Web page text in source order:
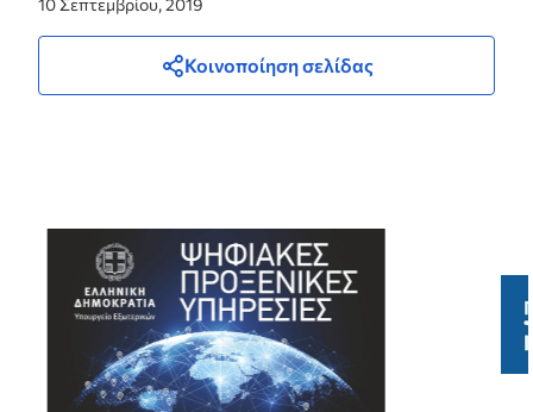
10 Σεπτεμβρίου, 2019
Κοινοποίηση σελίδας